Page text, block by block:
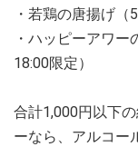
・若鶏の唐揚げ（
・ハッピーアワ
18:00限定）
合計1,000円以下
ーなら、アルコー